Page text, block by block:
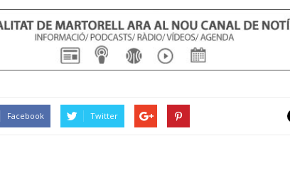
Facebook Twitter